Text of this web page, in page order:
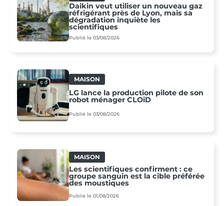
Daikin veut utiliser un nouveau gaz
réfrigérant près de Lyon, mais sa
dégradation inquiète les
scientifiques
Publié le 03/08/2026
MAISON
LG lance la production pilote de son
robot ménager CLOiD
Publié le 03/08/2026
MAISON
Les scientifiques confirment : ce
groupe sanguin est la cible préférée
des moustiques
Publié le 01/08/2026